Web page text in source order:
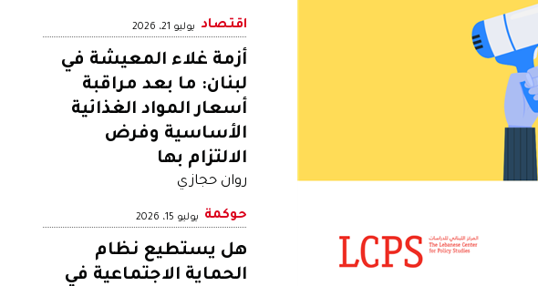
اقتصاد يوليو 21، 2026
أزمة غلاء المعيشة في
لبنان: ما بعد مراقبة
أسعار المواد الغذائية
الأساسية وفرض
الالتزام بها
روان حجازي
حوكمة يوليو 15، 2026
هل يستطيع نظام
الحماية الاجتماعية في